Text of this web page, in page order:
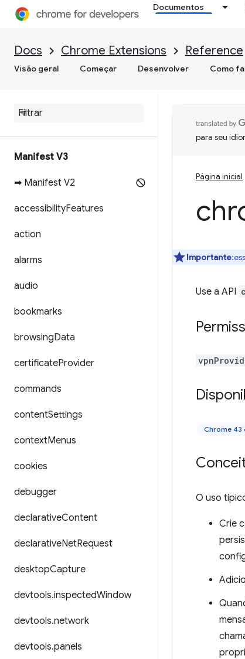
Documentos
Docs Chrome Extensions Reference
Visão geral Começar Desenvolver Como
Manifest V3
➡ Manifest V2
accessibilityFeatures
action
alarms
audio
bookmarks
browsingData
certificateProvider
commands
contentSettings
contextMenus
cookies
debugger
declarativeContent
declarativeNetRequest
desktopCapture
devtools.inspectedWindow
devtools.network
devtools.panels
para seu
Página inicial
Importante
Use a API
Chrome 43
O uso
Crie